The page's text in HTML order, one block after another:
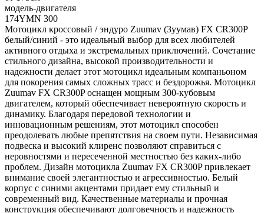
модель-двигателя
174YMN 300
Мотоцикл кроссовый / эндуро Zuumav (Зуумав) FX CR300P
белый/синий - это идеальный выбор для всех любителей
активного отдыха и экстремальных приключений. Сочетание
стильного дизайна, высокой производительности и
надежности делает этот мотоцикл идеальным компаньоном
для покорения самых сложных трасс и бездорожья. Мотоцикл
Zuumav FX CR300P оснащен мощным 300-кубовым
двигателем, который обеспечивает невероятную скорость и
динамику. Благодаря передовой технологии и
инновационным решениям, этот мотоцикл способен
преодолевать любые препятствия на своем пути. Независимая
подвеска и высокий клиренс позволяют справиться с
неровностями и пересеченной местностью без каких-либо
проблем. Дизайн мотоцикла Zuumav FX CR300P привлекает
внимание своей элегантностью и агрессивностью. Белый
корпус с синими акцентами придает ему стильный и
современный вид. Качественные материалы и прочная
конструкция обеспечивают долговечность и надежность